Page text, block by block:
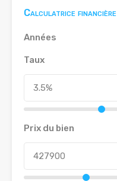
Calculatrice financière
Années
Taux
Prix du bien